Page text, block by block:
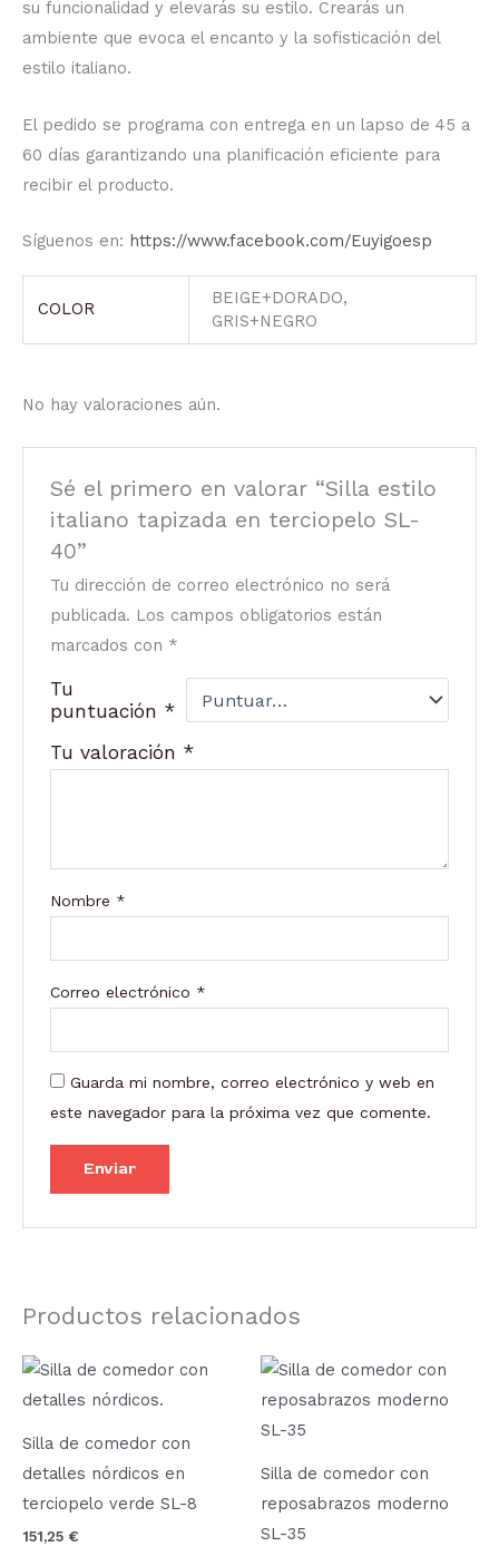
su funcionalidad y elevarás su estilo. Crearás un
ambiente que evoca el encanto y la sofisticación del
estilo italiano.
El pedido se programa con entrega en un lapso de 45 a
60 días garantizando una planificación eficiente para
recibir el producto.
Síguenos en: https://www.facebook.com/Euyigoesp
COLOR
BEIGE+DORADO,
GRIS+NEGRO
No hay valoraciones aún.
Sé el primero en valorar “Silla estilo
italiano tapizada en terciopelo SL-
40”
Tu dirección de correo electrónico no será
publicada. Los campos obligatorios están
marcados con *
Tu
puntuación *
Tu valoración *
Nombre *
Correo electrónico *
Guarda mi nombre, correo electrónico y web en
este navegador para la próxima vez que comente.
Productos relacionados
Silla de comedor con
detalles nórdicos en
terciopelo verde SL-8
151,25 €
Silla de comedor con
reposabrazos moderno
SL-35